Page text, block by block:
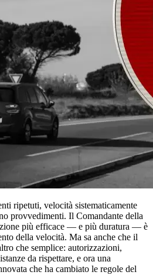
ripetuti, velocità sistematicamente
provvedimenti. Il Comandante della
più efficace — e più duratura — è
della velocità. Ma sa anche che il
che semplice: autorizzazioni,
da rispettare, e ora una
che ha cambiato le regole del